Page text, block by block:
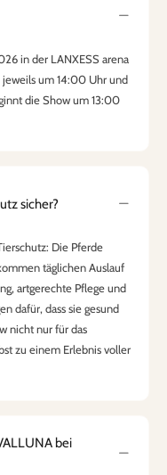
in der LANXESS arena
jeweils um 14:00 Uhr und
die Show um 13:00
sicher?
Die Pferde
täglichen Auslauf
artgerechte Pflege und
dafür, dass sie gesund
nicht nur für das
zu einem Erlebnis voller
bei